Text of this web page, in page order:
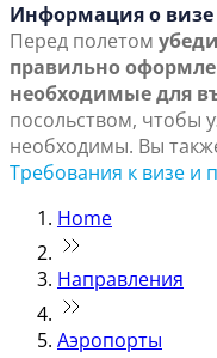
Информация о визе
Перед полетом
правильно
необходимые для
посольством, чтобы
необходимы. Вы
Требования к визе и
Home
Направления
Аэропорты